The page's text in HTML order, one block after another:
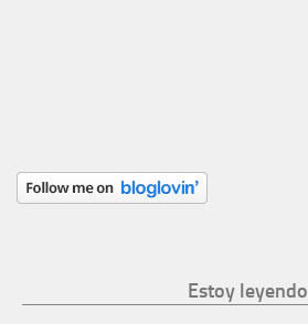
Estoy leyendo